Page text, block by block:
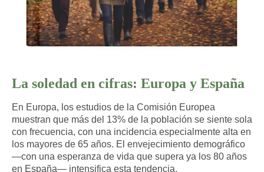
La soledad en cifras: Europa y España
En Europa, los estudios de la Comisión Europea
muestran que más del 13% de la población se siente sola
con frecuencia, con una incidencia especialmente alta en
los mayores de 65 años. El envejecimiento demográfico
—con una esperanza de vida que supera ya los 80 años
en España— intensifica esta tendencia.